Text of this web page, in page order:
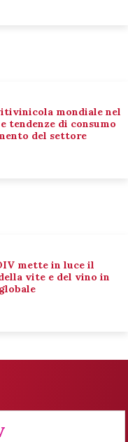
mondiale nel
tendenze di consumo
del settore
mette in luce il
vite e del vino in